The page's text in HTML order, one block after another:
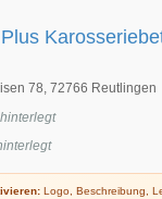
78, 72766 Reutlingen
Logo, Beschreibung,